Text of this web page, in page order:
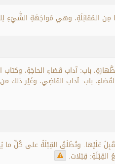
مِن الـمُقابَلَةِ، وهي مُواجَهَةِ الشَّيْءِ
باب: آداب قَضاءِ الحاجَةِ، وكتاب
باب: آداب القاضِي، وغَيْر
عَلَيْها. وتُطْلَقُ القِبْلَةُ على كُلِّ ما
قِبْلات.